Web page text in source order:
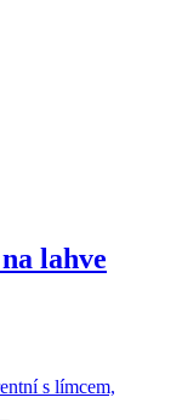
lahve
s límcem,